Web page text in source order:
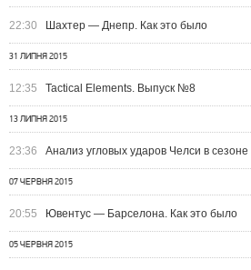
22:30 Шахтер — Днепр. Как это было
31 ЛИПНЯ 2015
12:35 Tactical Elements. Выпуск №8
13 ЛИПНЯ 2015
23:36 Анализ угловых ударов Челси в
07 ЧЕРВНЯ 2015
20:55 Ювентус — Барселона. Как это было
05 ЧЕРВНЯ 2015